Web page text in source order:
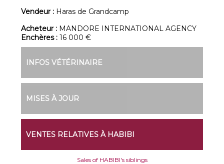
Vendeur : Haras de Grandcamp
Acheteur : MANDORE INTERNATIONAL AGENCY
Enchères :16 000 €
INFOS VÉTÉRINAIRE
MISES À JOUR
VENTES RELATIVES À HABIBI
Sales of HABIBI's siblings